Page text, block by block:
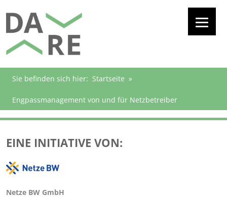
Sie befinden sich hier: Startseite »
Engpassmanagement von und für Netzbetreiber
EINE INITIATIVE VON:
Netze BW GmbH